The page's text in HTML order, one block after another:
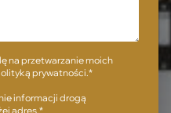
na przetwarzanie moich
prywatności.*
informacji drogą
adres.*